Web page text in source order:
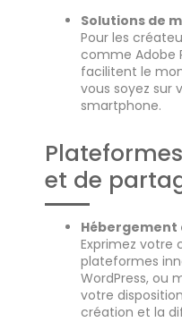
Solutions de
Pour les
comme Adobe
facilitent le
vous soyez sur
smartphone.
et de
Exprimez votre
plateformes
WordPress, ou
votre
création et la